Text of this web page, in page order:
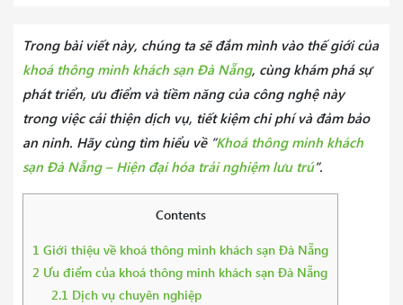
Trong bài viết này, chúng ta sẽ đắm mình vào thế giới của
khoá thông minh khách sạn Đà Nẵng, cùng khám phá sự
phát triển, ưu điểm và tiềm năng của công nghệ này
trong việc cải thiện dịch vụ, tiết kiệm chi phí và đảm bảo
an ninh. Hãy cùng tìm hiểu về “Khoá thông minh khách
sạn Đà Nẵng – Hiện đại hóa trải nghiệm lưu trú“.
Contents
1 Giới thiệu về khoá thông minh khách sạn Đà Nẵng
2 Ưu điểm của khoá thông minh khách sạn Đà Nẵng
2.1 Dịch vụ chuyên nghiệp